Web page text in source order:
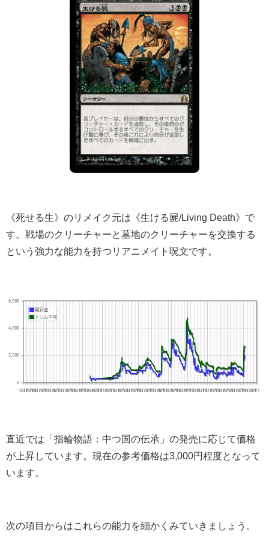
《死せる生》のリメイク元は《生ける屍/Living Death》で
す。戦場のクリーチャーと墓地のクリーチャーを交換する
という強力な能力を持つリアニメイト呪文です。
直近では「指輪物語：中つ国の伝承」の発売に応じて価格
が上昇しています。現在の参考価格は3,000円程度となって
います。
次の項目からはこれらの能力を細かくみていきましょう。